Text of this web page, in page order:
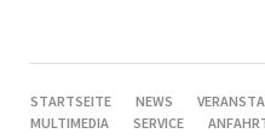
NAVIGATION
ÜBERSPRINGEN
STARTSEITE NEWS
MULTIMEDIA
SERVICE